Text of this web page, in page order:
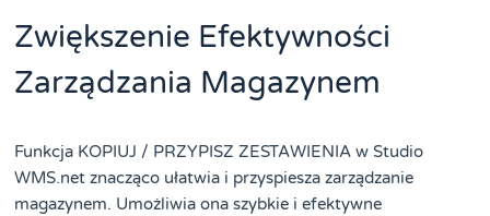
Zwiększenie Efektywności
Zarządzania Magazynem
Funkcja KOPIUJ / PRZYPISZ ZESTAWIENIA w Studio
WMS.net znacząco ułatwia i przyspiesza zarządzanie
magazynem. Umożliwia ona szybkie i efektywne